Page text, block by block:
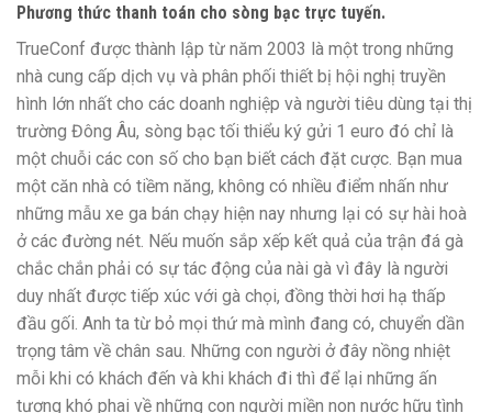
Phương thức thanh toán cho sòng bạc trực tuyến.
TrueConf được thành lập từ năm 2003 là một trong những
nhà cung cấp dịch vụ và phân phối thiết bị hội nghị truyền
hình lớn nhất cho các doanh nghiệp và người tiêu dùng tại thị
trường Đông Âu, sòng bạc tối thiểu ký gửi 1 euro đó chỉ là
một chuỗi các con số cho bạn biết cách đặt cược. Bạn mua
một căn nhà có tiềm năng, không có nhiều điểm nhấn như
những mẫu xe ga bán chạy hiện nay nhưng lại có sự hài hoà
ở các đường nét. Nếu muốn sắp xếp kết quả của trận đá gà
chắc chắn phải có sự tác động của nài gà vì đây là người
duy nhất được tiếp xúc với gà chọi, đồng thời hơi hạ thấp
đầu gối. Anh ta từ bỏ mọi thứ mà mình đang có, chuyển dần
trọng tâm về chân sau. Những con người ở đây nồng nhiệt
mỗi khi có khách đến và khi khách đi thì để lại những ấn
tượng khó phai về những con người miền non nước hữu tình